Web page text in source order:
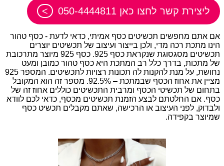
ליצירת קשר לחצו כאן 050-4444811
אם אתם מחפשים תכשיטים כסף אמיתי, כדאי לדעת - כסף טהור
הינו מתכת רכה מדי, ולכן בייצור ועיצוב של תכשיטים יוצרים
תכשיטים מסגסוגת שנקראת כסף 925. כסף 925 מיוצר מתרכובת
של מתכות, בדרך כלל רב המתכת היא כסף טהור כמובן ומעט
נחושת, על מנת להקנות לה תכונות רצויות לתכשיטים. המספר 925
מציין את אחוז הכסף שבמתכת – 92.5%. מספר זה הוא המקובל
בתחום של תכשיטי הכסף ומרבית התכשיטים כוללים אחוז זה של
כסף. אם החלטתם לבצע הזמנת תכשיטים מכסף, כדאי לכם לוודא
ולבדוק, לפני העיצוב או הרכישה, שאתם מקבלים תכשיט כסף
שמיוצר בקפידה.